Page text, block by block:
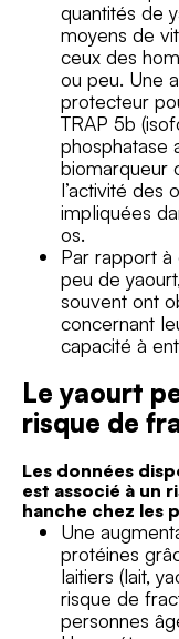
quantités de
moyens de
ceux des
ou peu. Une
protecteur
TRAP 5b
phosphatase
biomarqueur
l’activité des
impliquées
os.
Par rapport à
peu de
souvent ont
concernant
capacité à
Le yaourt
risque de
Les données
est associé à un
hanche chez les
Une
protéines
laitiers (lait,
risque de
personnes